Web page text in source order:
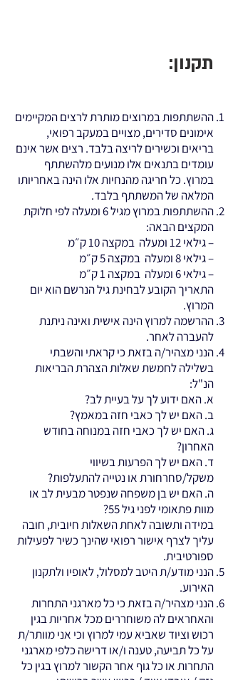
תקנון:
ההשתתפות במרוצים מותרת לרצים המקיימים
אימונים סדירים, מצויים במעקב רפואי,
בריאים וכשירים לריצה בלבד. רצים אשר אינם
עומדים בתנאים אלו מנועים מלהשתתף
במרוץ. כל חריגה מהנחיות אלו הינה באחריותו
המלאה של המשתתף בלבד.
ההשתתפות במרוץ מגיל 6 ומעלה לפי חלוקת
המקצים הבאה:
– גילאי 12 ומעלה במקצה 10 ק״מ
– גילאי 8 ומעלה במקצה 5 ק״מ
– גילאי 6 ומעלה במקצה 1 ק״מ
התאריך הקובע לבחינת גיל הנרשם הוא יום
המרוץ.
ההרשמה למרוץ הינה אישית ואינה ניתנת
להעברה לאחר.
הנני מצהיר/ה בזאת כי קראתי והשבתי
בשלילה לחמשת שאלות הצהרת הבריאות
הנ"ל:
א. האם ידוע לך על בעיית לב?
ב. האם יש לך כאבי חזה במאמץ?
ג. האם יש לך כאבי חזה במנוחה בחודש
האחרון?
ד. האם יש לך הפרעות בשיווי
משקל/סחרחורת או נטייה להתעלפות?
ה. האם יש בן משפחה שנפטר מבעית לב או
מוות פתאומי לפני גיל 55?
במידה ותשובה לאחת השאלות חיובית, חובה
עליך לצרף אישור רפואי שהינך כשיר לפעילות
ספורטיבית.
הנני מודע/ת היטב למסלול, לאופיו ולתקנון
האירוע.
הנני מצהיר/ה בזאת כי כל מארגני התחרות
והאחראים לה משוחררים מכל אחריות בגין
רכוש וציוד שאביא עמי למרוץ וכי אני מוותר/ת
על כל תביעה, טענה ו/או דרישה כלפי מארגני
התחרות או כל גוף אחר הקשור למרוץ בגין כל